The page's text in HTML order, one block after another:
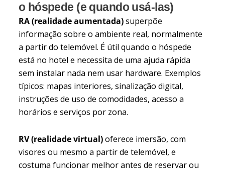
o hóspede (e quando usá-las)
RA (realidade aumentada)superpõe
informação sobre o ambiente real, normalmente
a partir do telemóvel. É útil quando o hóspede
está no hotel e necessita de uma ajuda rápida
sem instalar nada nem usar hardware. Exemplos
típicos: mapas interiores, sinalização digital,
instruções de uso de comodidades, acesso a
horários e serviços por zona.
RV (realidade virtual)oferece imersão, com
visores ou mesmo a partir de telemóvel, e
costuma funcionar melhor antes de reservar ou